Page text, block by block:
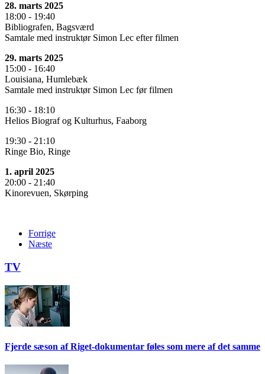
28. marts 2025
18:00 - 19:40
Bibliografen, Bagsværd
Samtale med instruktør Simon Lec efter filmen
29. marts 2025
15:00 - 16:40
Louisiana, Humlebæk
Samtale med instruktør Simon Lec før filmen
16:30 - 18:10
Helios Biograf og Kulturhus, Faaborg
19:30 - 21:10
Ringe Bio, Ringe
1. april 2025
20:00 - 21:40
Kinorevuen, Skørping
Forrige
Næste
TV
Fjerde sæson af Riget-dokumentar føles som mere af det samme